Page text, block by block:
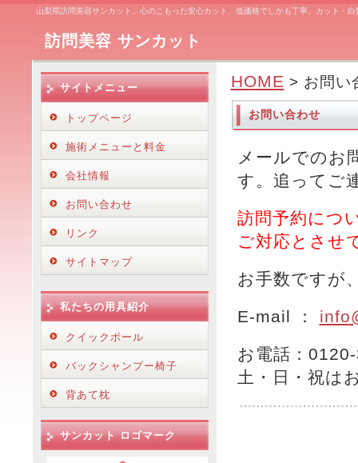
山梨県訪問美容サンカット。心のこもった安心カット、低価格でしかも丁寧。カット・
訪問美容 サンカット
HOME > お問い
お問い合わせ
メールでのお
す。追ってご
訪問予約につ
ご対応とさせ
お手数ですが
E-mail ：
お電話：
土・日・祝は
サイトメニュー
トップページ
施術メニューと料金
会社情報
お問い合わせ
リンク
サイトマップ
私たちの用具紹介
クイックボール
バックシャンプー椅子
背あて枕
サンカット ロゴマーク